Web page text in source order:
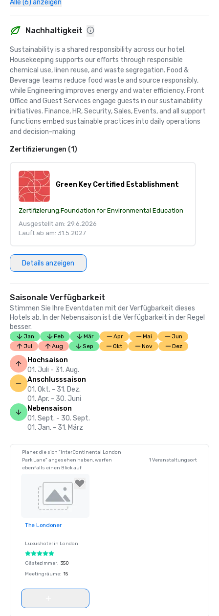
Alle (6) anzeigen
Nachhaltigkeit
Sustainability is a shared responsibility across our hotel.
Housekeeping supports our efforts through responsible
chemical use, linen reuse, and waste segregation. Food &
Beverage teams reduce food waste and source responsibly,
while Engineering improves energy and water efficiency. Front
Office and Guest Services engage guests in our sustainability
initiatives. Finance, HR, Security, Sales, Events, and all support
functions embed sustainable practices into daily operations
and decision-making
Zertifizierungen (1)
Green Key Certified Establishment
Zertifizierung:Foundation for Environmental Education
Ausgestellt am: 29.6.2026
Läuft ab am: 31.5.2027
Details anzeigen
Saisonale Verfügbarkeit
Stimmen Sie Ihre Eventdaten mit der Verfügbarkeit dieses
Hotels ab. In der Nebensaison ist die Verfügbarkeit in der Regel
besser.
Jan Feb Mär Apr Mai
Jun
Jul
Aug Sep Okt Nov Dez
Hochsaison
01. Juli - 31. Aug.
Anschlusssaison
01. Okt. - 31. Dez.
01. Apr. - 30. Juni
Nebensaison
01. Sept. - 30. Sept.
01. Jan. - 31. März
Planer, die sich "InterContinental London
Park Lane" angesehen haben, warfen
ebenfalls einen Blick auf
1 Veranstaltungsort
Removed from
The Londoner
Luxushotel in London
Gästezimmer: 350
Meetingräume: 15